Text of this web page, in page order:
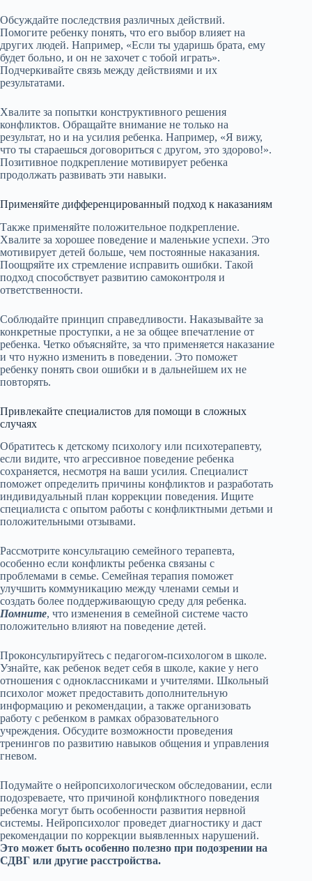
Обсуждайте последствия различных действий.
Помогите ребенку понять, что его выбор влияет на
других людей. Например, «Если ты ударишь брата, ему
будет больно, и он не захочет с тобой играть».
Подчеркивайте связь между действиями и их
результатами.
Хвалите за попытки конструктивного решения
конфликтов. Обращайте внимание не только на
результат, но и на усилия ребенка. Например, «Я вижу,
что ты стараешься договориться с другом, это здорово!».
Позитивное подкрепление мотивирует ребенка
продолжать развивать эти навыки.
Применяйте дифференцированный подход к наказаниям
Также применяйте положительное подкрепление.
Хвалите за хорошее поведение и маленькие успехи. Это
мотивирует детей больше, чем постоянные наказания.
Поощряйте их стремление исправить ошибки. Такой
подход способствует развитию самоконтроля и
ответственности.
Соблюдайте принцип справедливости. Наказывайте за
конкретные проступки, а не за общее впечатление от
ребенка. Четко объясняйте, за что применяется наказание
и что нужно изменить в поведении. Это поможет
ребенку понять свои ошибки и в дальнейшем их не
повторять.
Привлекайте специалистов для помощи в сложных
случаях
Обратитесь к детскому психологу или психотерапевту,
если видите, что агрессивное поведение ребенка
сохраняется, несмотря на ваши усилия. Специалист
поможет определить причины конфликтов и разработать
индивидуальный план коррекции поведения. Ищите
специалиста с опытом работы с конфликтными детьми и
положительными отзывами.
Рассмотрите консультацию семейного терапевта,
особенно если конфликты ребенка связаны с
проблемами в семье. Семейная терапия поможет
улучшить коммуникацию между членами семьи и
создать более поддерживающую среду для ребенка.
Помните, что изменения в семейной системе часто
положительно влияют на поведение детей.
Проконсультируйтесь с педагогом-психологом в школе.
Узнайте, как ребенок ведет себя в школе, какие у него
отношения с одноклассниками и учителями. Школьный
психолог может предоставить дополнительную
информацию и рекомендации, а также организовать
работу с ребенком в рамках образовательного
учреждения. Обсудите возможности проведения
тренингов по развитию навыков общения и управления
гневом.
Подумайте о нейропсихологическом обследовании, если
подозреваете, что причиной конфликтного поведения
ребенка могут быть особенности развития нервной
системы. Нейропсихолог проведет диагностику и даст
рекомендации по коррекции выявленных нарушений.
Это может быть особенно полезно при подозрении на
СДВГ или другие расстройства.